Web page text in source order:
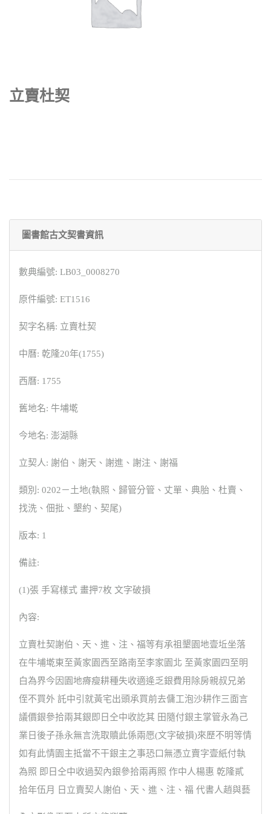
立賣杜契
圖書館古文契書資訊
數典編號: LB03_0008270
原件編號: ET1516
契字名稱: 立賣杜契
中曆: 乾隆20年(1755)
西曆: 1755
舊地名: 牛埔墘
今地名: 澎湖縣
立契人: 謝伯、謝天、謝進、謝注、謝福
類別: 0202－土地(執照、歸管分管、丈單、典胎、杜賣、
找洗、佃批、墾約、契尾)
版本: 1
備註:
(1)張 手寫樣式 畫押7枚 文字破損
內容:
立賣杜契謝伯、天、進、注、福等有承祖墾園地壹坵坐落
在牛埔墘東至黃家園西至路南至李家園北 至黃家園四至明
白為界今因園地瘠瘦耕種失收適逄乏銀費用除房親叔兄弟
侄不買外 託中引就黃宅出頭承買前去傭工泡沙耕作三面言
議價銀參拾兩其銀即日仝中收訖其 田隨付銀主掌管永為己
業日後子孫永無言洗取贖此係兩愿(文字破損)來歷不明等情
如有此情園主抵當不干銀主之事恐口無憑立賣字壹紙付執
為照 即日仝中收過契內銀參拾兩再照 作中人楊惠 乾隆貳
拾年伍月 日立賣契人謝伯、天、進、注、福 代書人趙與藝